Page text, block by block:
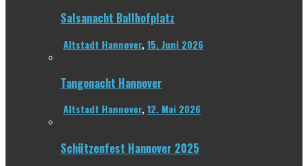
Salsanacht Ballhofplatz
Altstadt Hannover,15. Juni 2026
Tangonacht Hannover
Altstadt Hannover,12. Mai 2026
Schützenfest Hannover 2025